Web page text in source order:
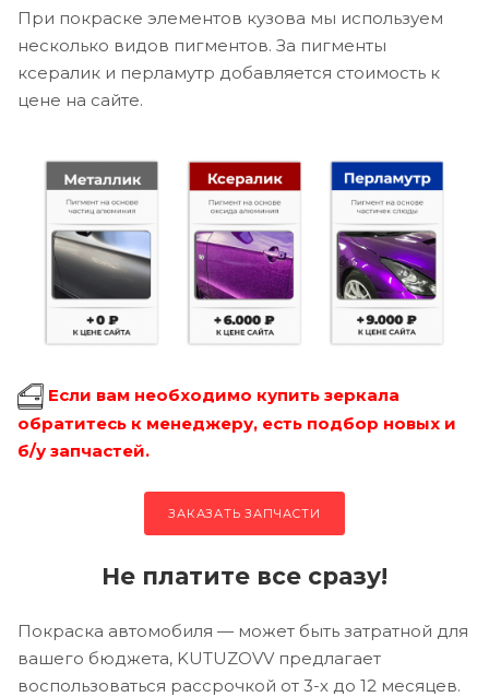
При покраске элементов кузова мы используем
несколько видов пигментов. За пигменты
ксералик и перламутр добавляется стоимость к
цене на сайте.
Если вам необходимо купить зеркала
обратитесь к менеджеру, есть подбор новых и
б/у запчастей.
ЗАКАЗАТЬ ЗАПЧАСТИ
Не платите все сразу!
Покраска автомобиля — может быть затратной для
вашего бюджета, KUTUZOVV предлагает
воспользоваться рассрочкой от 3-х до 12 месяцев.